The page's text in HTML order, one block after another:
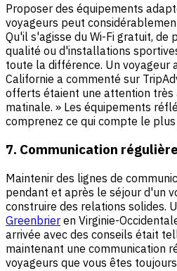
Proposer des équipements
voyageurs peut
Qu'il s'agisse du Wi-Fi gratuit, de
qualité ou d'installations
toute la différence. Un voyageur
Californie a commenté sur
offerts étaient une attention très
matinale. » Les équipements
comprenez ce qui compte le
7. Communication régulière
Maintenir des lignes de
pendant et après le séjour d'un
construire des relations solides.
Greenbrier en Virginie-
arrivée avec des conseils était
maintenant une communication
voyageurs que vous êtes